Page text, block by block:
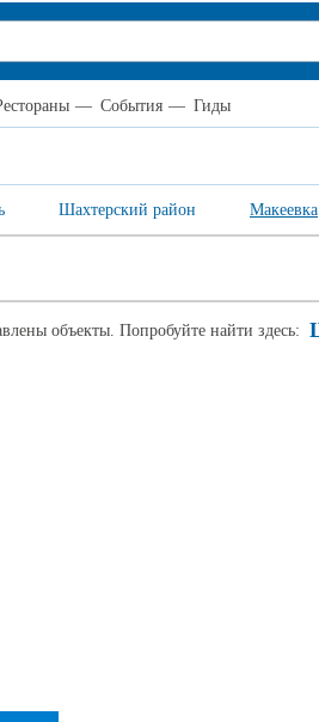
— События — Гиды
Шахтерский район Макеевка
объекты. Попробуйте найти здесь: